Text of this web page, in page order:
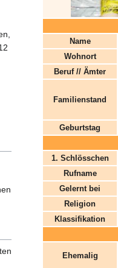
Name
Wohnort
Beruf // Ämter
Familienstand
Geburtstag
1. Schlösschen
Rufname
Gelernt bei
Religion
Klassifikation
Ehemalig